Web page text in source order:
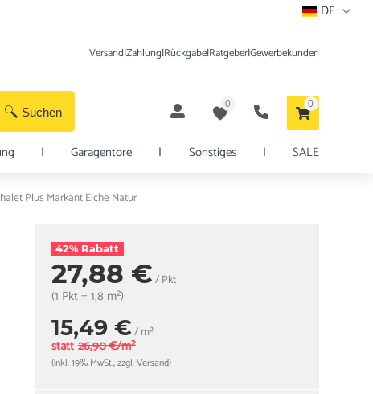
DE
Suchen
Versand|Zahlung|Rückgabe|Ratgeber|Gewerbekunden
0 0
| Garagentore | Sonstiges | SALE
Plus Markant Eiche Natur
42% Rabatt
27,88 €/ Pkt
(1 Pkt = 1,8 m²)
15,49 €/ m²
statt 26,90 €/m²
(inkl. 19% MwSt., zzgl. Versand)